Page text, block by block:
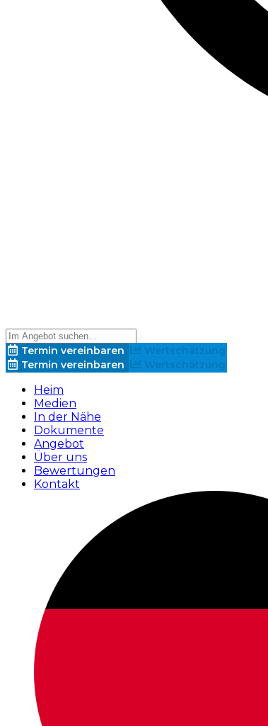
Termin vereinbaren
Wertschätzung
Termin vereinbaren
Wertschätzung
Heim
Medien
In der Nähe
Dokumente
Angebot
Über uns
Bewertungen
Kontakt